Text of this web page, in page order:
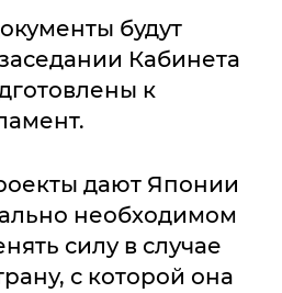
будут
Кабинета
к
дают Японии
необходимом
силу в случае
с которой она